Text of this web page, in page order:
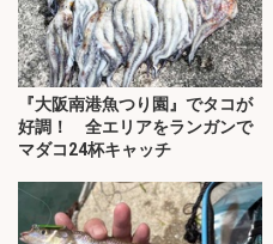
『大阪南港魚つり園』でタコが
好調！ 全エリアをランガンで
マダコ24杯キャッチ